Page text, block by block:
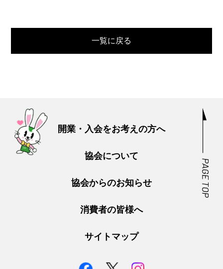
一覧に戻る
開業・入会をお考えの方へ
協会について
協会からのお知らせ
消費者の皆様へ
サイトマップ